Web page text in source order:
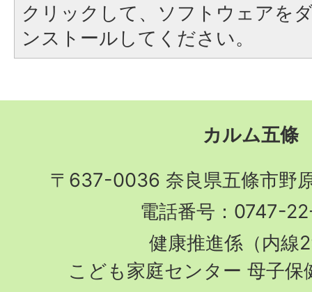
クリックして、ソフトウェアを
ンストールしてください。
カルム五條
〒637-0036 奈良県五條市野
電話番号：0747-
健康推進係（内線
こども家庭センター 母子